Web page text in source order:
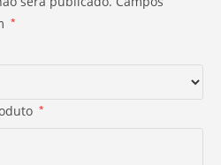
*
*